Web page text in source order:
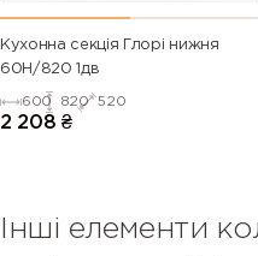
Кухонна секція Глорі нижня
60Н/820 1дв
600 820 520
2 208 ₴
Інші елементи